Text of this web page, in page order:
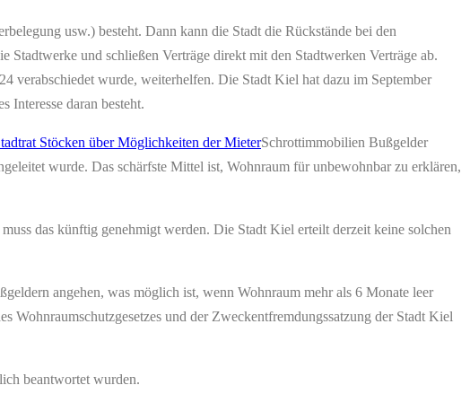
usw.) besteht. Dann kann die Stadt die Rückstände bei den
und schließen Verträge direkt mit den Stadtwerken Verträge ab.
verabschiedet wurde, weiterhelfen. Die Stadt Kiel hat dazu im September
Interesse daran besteht.
Schrottimmobilien Bußgelder
wurde. Das schärfste Mittel ist, Wohnraum für unbewohnbar zu erklären,
das künftig genehmigt werden. Die Stadt Kiel erteilt derzeit keine solchen
angehen, was möglich ist, wenn Wohnraum mehr als 6 Monate leer
und der Zweckentfremdungssatzung der Stadt Kiel
beantwortet wurden.